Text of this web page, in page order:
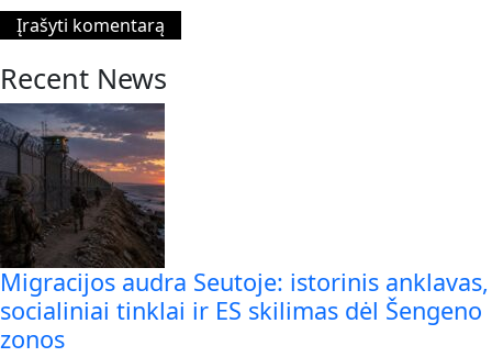
Recent News
Migracijos audra Seutoje: istorinis anklavas,
socialiniai tinklai ir ES skilimas dėl Šengeno
zonos